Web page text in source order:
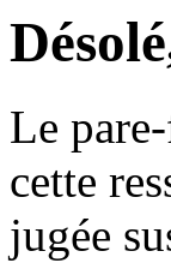
Le
cette
jugée